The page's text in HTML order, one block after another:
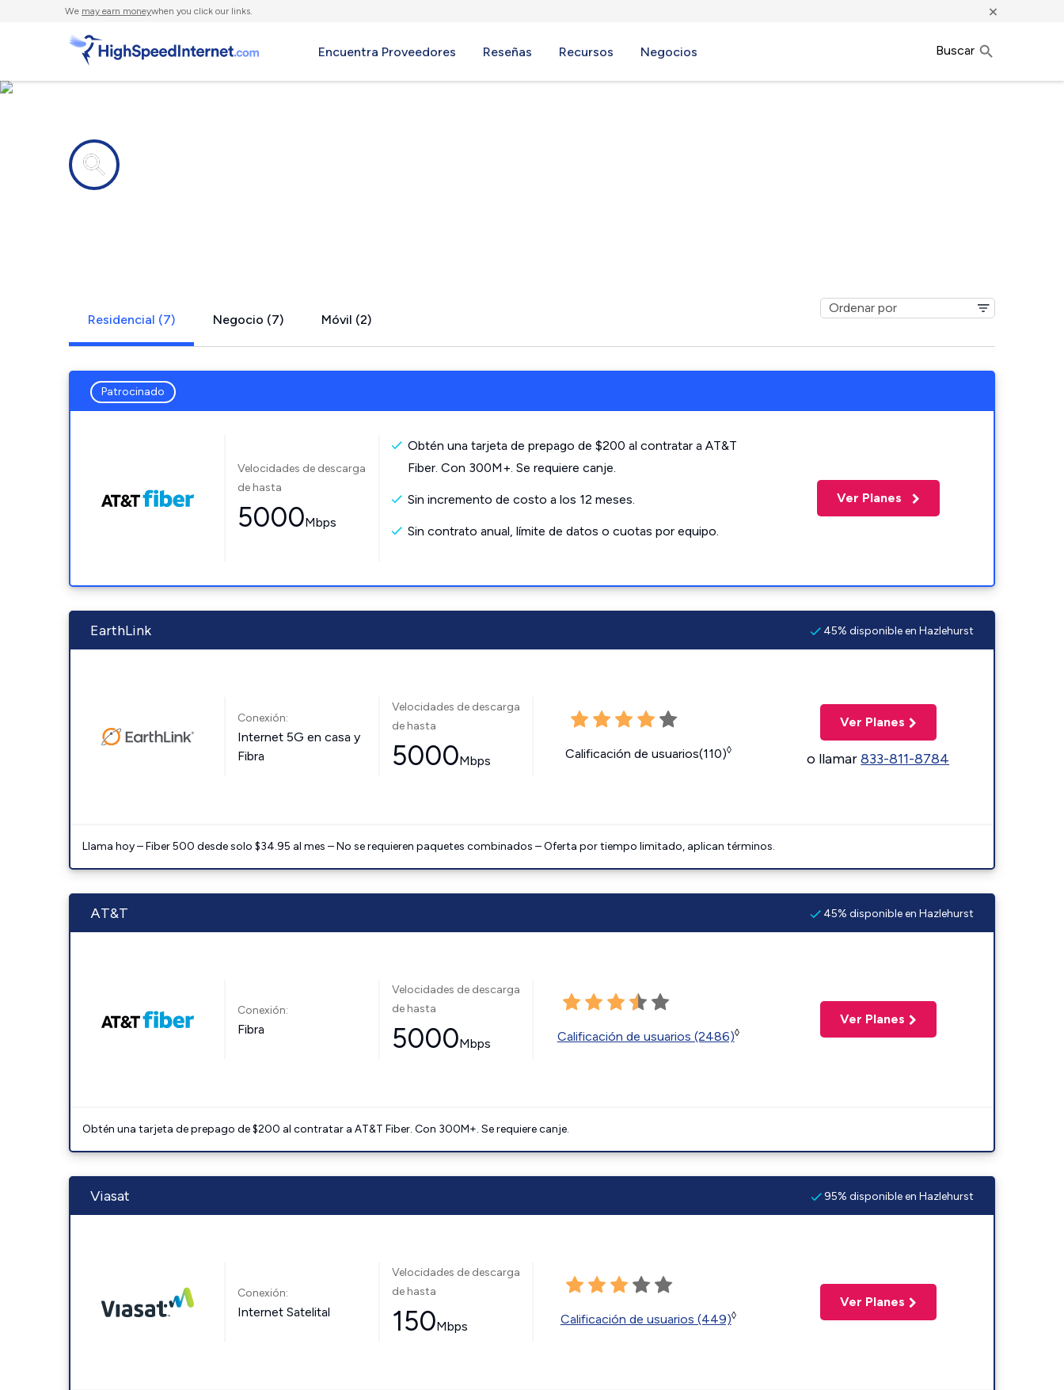
We may earn moneywhen you click our links. ×
Encuentra Proveedores Reseñas Recursos Negocios Buscar
Residencial (7) Negocio (7) Móvil (2)
Patrocinado
Velocidades de descarga
de hasta
5000Mbps
Obtén una tarjeta de prepago de $200 al contratar a AT&T
Fiber. Con 300M+. Se requiere canje.
Sin incremento de costo a los 12 meses.
Sin contrato anual, límite de datos o cuotas por equipo.
Ver Planes
EarthLink 45% disponible en Hazlehurst
Conexión:
Internet 5G en casa y
Fibra
Velocidades de descarga
de hasta
5000Mbps Calificación de usuarios(110)◊
Ver Planes
o llamar833-811-8784
Llama hoy – Fiber 500 desde solo $34.95 al mes – No se requieren paquetes combinados – Oferta por tiempo limitado, aplican términos.
AT&T 45% disponible en Hazlehurst
Conexión:
Fibra
Velocidades de descarga
de hasta
5000Mbps Calificación de usuarios (2486)◊
Ver Planes
Obtén una tarjeta de prepago de $200 al contratar a AT&T Fiber. Con 300M+. Se requiere canje.
Viasat 95% disponible en Hazlehurst
Conexión:
Internet Satelital
Velocidades de descarga
de hasta
150Mbps Calificación de usuarios (449)◊
Ver Planes